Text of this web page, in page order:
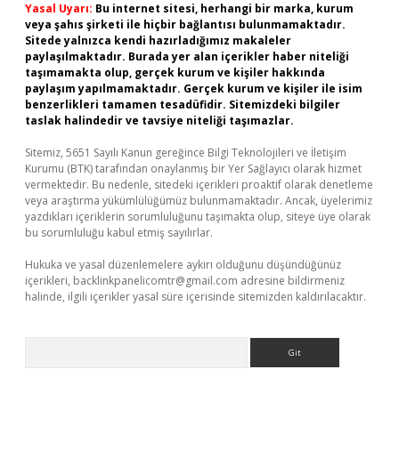
Yasal Uyarı: Bu internet sitesi, herhangi bir marka, kurum
veya şahıs şirketi ile hiçbir bağlantısı bulunmamaktadır.
Sitede yalnızca kendi hazırladığımız makaleler
paylaşılmaktadır. Burada yer alan içerikler haber niteliği
taşımamakta olup, gerçek kurum ve kişiler hakkında
paylaşım yapılmamaktadır. Gerçek kurum ve kişiler ile isim
benzerlikleri tamamen tesadüfidir. Sitemizdeki bilgiler
taslak halindedir ve tavsiye niteliği taşımazlar.
Sitemiz, 5651 Sayılı Kanun gereğince Bilgi Teknolojileri ve İletişim
Kurumu (BTK) tarafından onaylanmış bir Yer Sağlayıcı olarak hizmet
vermektedir. Bu nedenle, sitedeki içerikleri proaktif olarak denetleme
veya araştırma yükümlülüğümüz bulunmamaktadır. Ancak, üyelerimiz
yazdıkları içeriklerin sorumluluğunu taşımakta olup, siteye üye olarak
bu sorumluluğu kabul etmiş sayılırlar.
Hukuka ve yasal düzenlemelere aykırı olduğunu düşündüğünüz
içerikleri, backlinkpanelicomtr@gmail.com adresine bildirmeniz
halinde, ilgili içerikler yasal süre içerisinde sitemizden kaldırılacaktır.